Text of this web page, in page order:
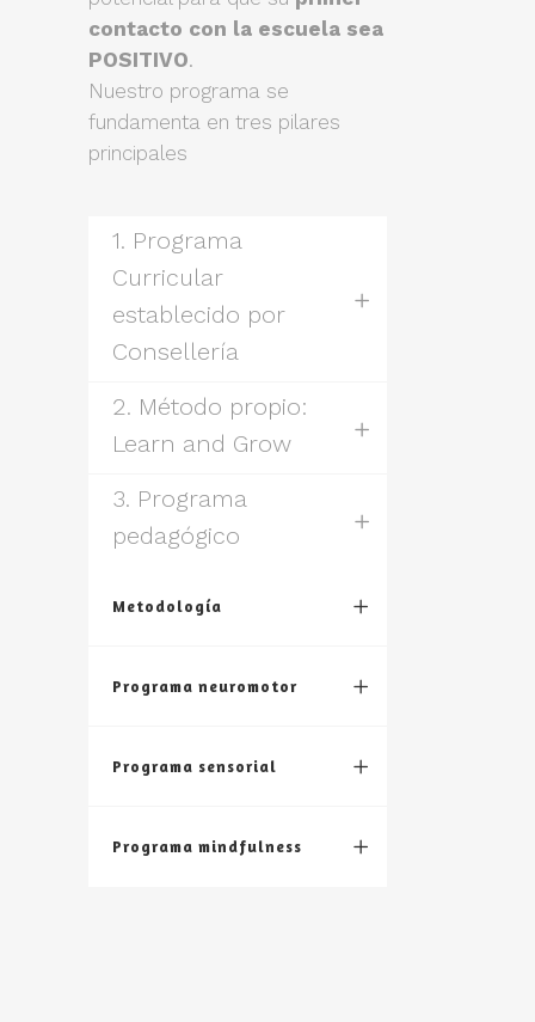
contacto con la escuela sea
POSITIVO.
Nuestro programa se
fundamenta en tres pilares
principales
1. Programa
Curricular
establecido por
Consellería
2. Método propio:
Learn and Grow
3. Programa
pedagógico
Metodología
Programa neuromotor
Programa sensorial
Programa mindfulness